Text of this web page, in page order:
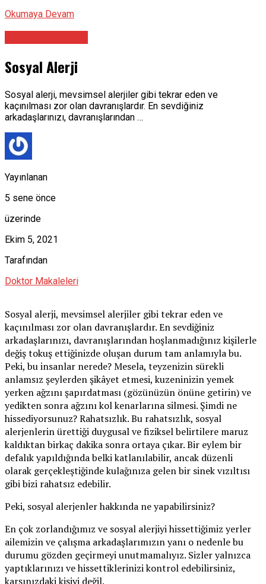
Okumaya Devam
Sosyal Alerji
Sosyal alerji, mevsimsel alerjiler gibi tekrar eden ve
kaçınılması zor olan davranışlardır. En sevdiğiniz
arkadaşlarınızı, davranışlarından …
Yayınlanan
5 sene önce
üzerinde
Ekim 5, 2021
Tarafından
Doktor Makaleleri
Sosyal alerji, mevsimsel alerjiler gibi tekrar eden ve
kaçınılması zor olan davranışlardır. En sevdiğiniz
arkadaşlarınızı, davranışlarından hoşlanmadığınız kişilerle
değiş tokuş ettiğinizde oluşan durum tam anlamıyla bu.
Peki, bu insanlar nerede? Mesela, teyzenizin sürekli
anlamsız şeylerden şikâyet etmesi, kuzeninizin yemek
yerken ağzını şapırdatması (gözünüzün önüne getirin) ve
yedikten sonra ağzını kol kenarlarına silmesi. Şimdi ne
hissediyorsunuz? Rahatsızlık. Bu rahatsızlık, sosyal
alerjenlerin ürettiği duygusal ve fiziksel belirtilere maruz
kaldıktan birkaç dakika sonra ortaya çıkar. Bir eylem bir
defalık yapıldığında belki katlanılabilir, ancak düzenli
olarak gerçekleştiğinde kulağınıza gelen bir sinek vızıltısı
gibi bizi rahatsız edebilir.
Peki, sosyal alerjenler hakkında ne yapabilirsiniz?
En çok zorlandığımız ve sosyal alerjiyi hissettiğimiz yerler
ailemizin ve çalışma arkadaşlarımızın yanı o nedenle bu
durumu gözden geçirmeyi unutmamalıyız. Sizler yalnızca
yaptıklarınızı ve hissettiklerinizi kontrol edebilirsiniz,
karşınızdaki kişiyi değil.